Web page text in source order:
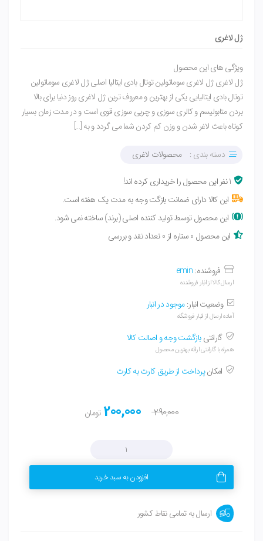
ژل لاغری
ویژگی های این محصول
ژل لاغری ژل لاغری سوماتولین توتال بادی ایتالیا اصلی ژل لاغری سوماتولین
توتال بادی ایتالیایی یکی از بهترین و معروف ترین ژل لاغری روز دنیا برای بالا
بردن متابولیسم و کالری سوزی و چربی سوزی قوی است و در مدت زمان بسیار
کوتاه باعث لاغر شدن و وزن کم کردن شما می گردد و به […]
دسته بندی : محصولات لاغری
1 نفر این محصول را خریداری کرده اند!
این کالا دارای ضمانت بازگت وجه به مدت یک هفته است.
این محصول توسط تولید کننده اصلی (برند) ساخته نمی شود.
این محصول 0 ستاره از 0 تعداد نقد و بررسی
فروشنده:emin
ارسال کالا از انبار فروشنده
وضعیت انبار:موجود در انبار
آماده ارسال از انبار فروشگاه
گارانتیبازگشت وجه و اصالت کالا
همراه با گارانتی ارائه بهترین محصول
امکانپرداخت از طریق کارت به کارت
290,000
200,000 تومان
افزودن به سبد خرید
ارسال به تمامی نقاط کشور